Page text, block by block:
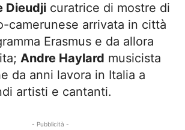
Dieudji curatrice di mostre di
camerunese arrivata in città
Erasmus e da allora
Andre Haylard musicista
da anni lavora in Italia a
artisti e cantanti.
- Pubblicità -